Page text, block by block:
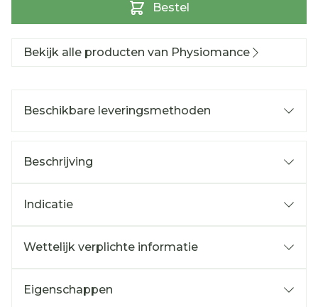
Bestel
Bekijk alle producten van Physiomance
Beschikbare leveringsmethoden
Beschrijving
Indicatie
Wettelijk verplichte informatie
Eigenschappen